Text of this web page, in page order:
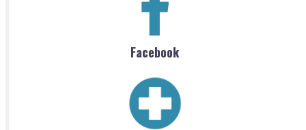
Facebook